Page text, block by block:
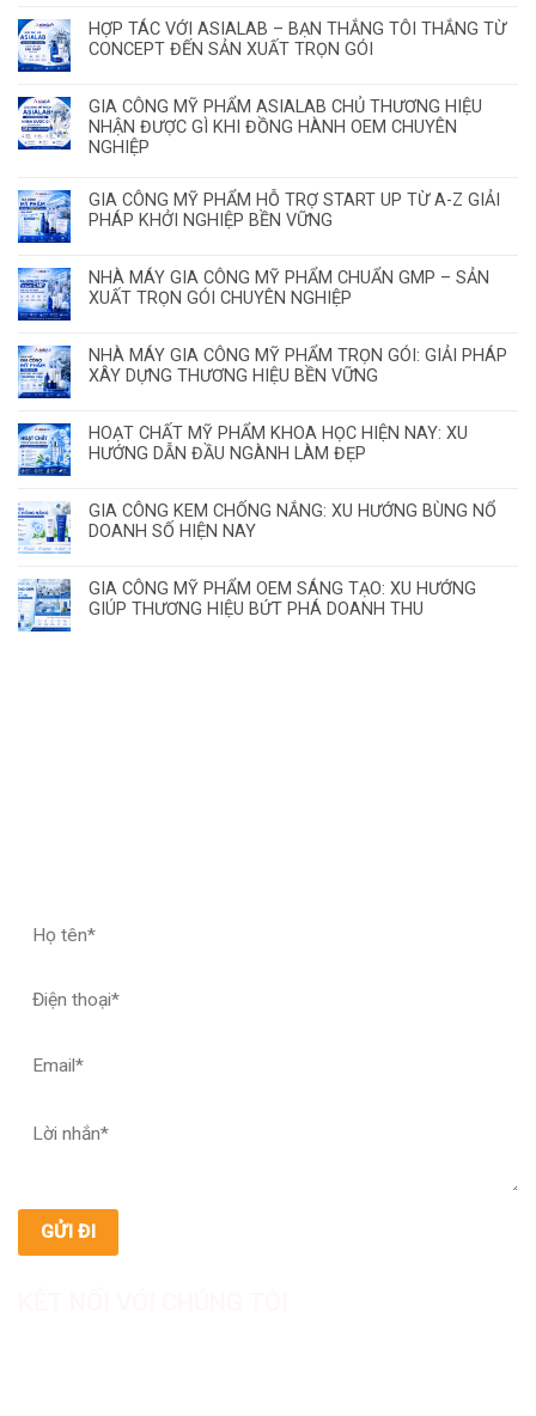
HỢP TÁC VỚI ASIALAB – BẠN THẮNG TÔI THẮNG TỪ
CONCEPT ĐẾN SẢN XUẤT TRỌN GÓI
GIA CÔNG MỸ PHẨM ASIALAB CHỦ THƯƠNG HIỆU
NHẬN ĐƯỢC GÌ KHI ĐỒNG HÀNH OEM CHUYÊN
NGHIỆP
GIA CÔNG MỸ PHẨM HỖ TRỢ START UP TỪ A-Z GIẢI
PHÁP KHỞI NGHIỆP BỀN VỮNG
NHÀ MÁY GIA CÔNG MỸ PHẨM CHUẨN GMP – SẢN
XUẤT TRỌN GÓI CHUYÊN NGHIỆP
NHÀ MÁY GIA CÔNG MỸ PHẨM TRỌN GÓI: GIẢI PHÁP
XÂY DỰNG THƯƠNG HIỆU BỀN VỮNG
HOẠT CHẤT MỸ PHẨM KHOA HỌC HIỆN NAY: XU
HƯỚNG DẪN ĐẦU NGÀNH LÀM ĐẸP
GIA CÔNG KEM CHỐNG NẮNG: XU HƯỚNG BÙNG NỔ
DOANH SỐ HIỆN NAY
GIA CÔNG MỸ PHẨM OEM SÁNG TẠO: XU HƯỚNG
GIÚP THƯƠNG HIỆU BỨT PHÁ DOANH THU